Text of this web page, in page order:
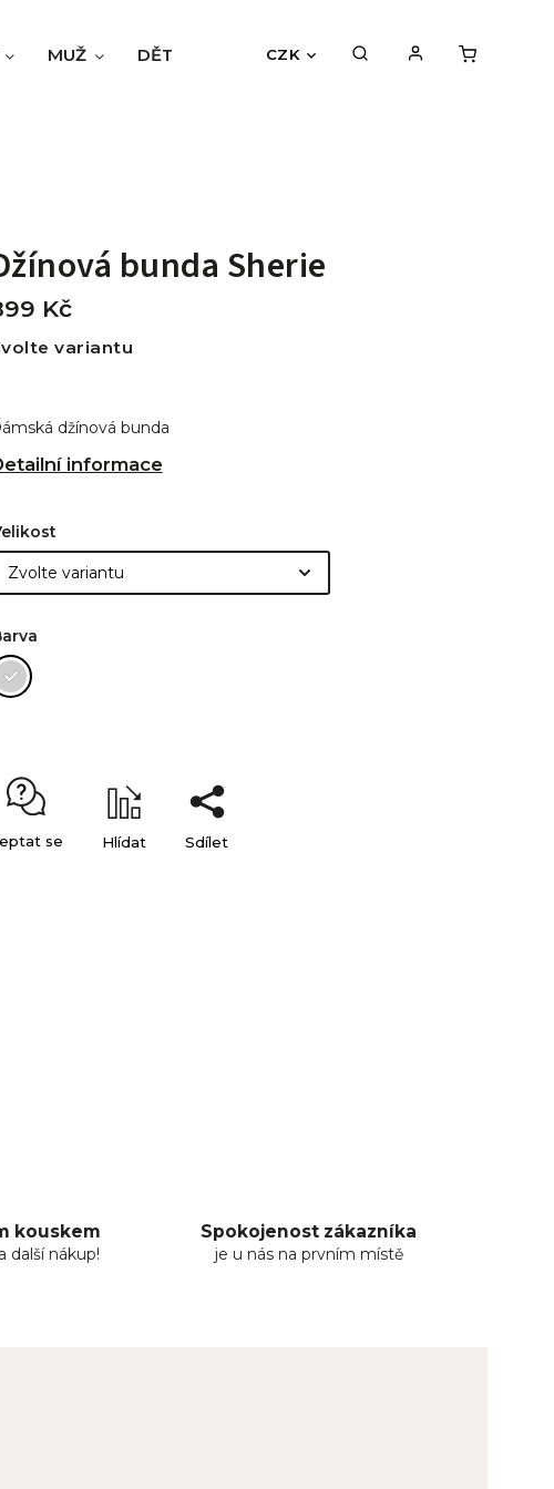
CZK
MUŽ DĚTI BLOG HODNOCENÍ OBCHODU
bunda Sherie
Kč
variantu
džínová bunda
informace
se Hlídat Sdílet
kouskem
další nákup!
Spokojenost zákazníka
je u nás na prvním místě